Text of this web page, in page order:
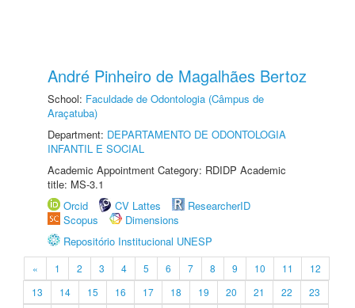
André Pinheiro de Magalhães Bertoz
School: Faculdade de Odontologia (Câmpus de
Araçatuba)
Department: DEPARTAMENTO DE ODONTOLOGIA
INFANTIL E SOCIAL
Academic Appointment Category: RDIDP Academic
title: MS-3.1
Orcid
CV Lattes
ResearcherID
Scopus
Dimensions
Repositório Institucional UNESP
« 1 2 3 4 5 6 7 8 9 10 11
12
13
14 15 16 17 18 19 20 21 22
23